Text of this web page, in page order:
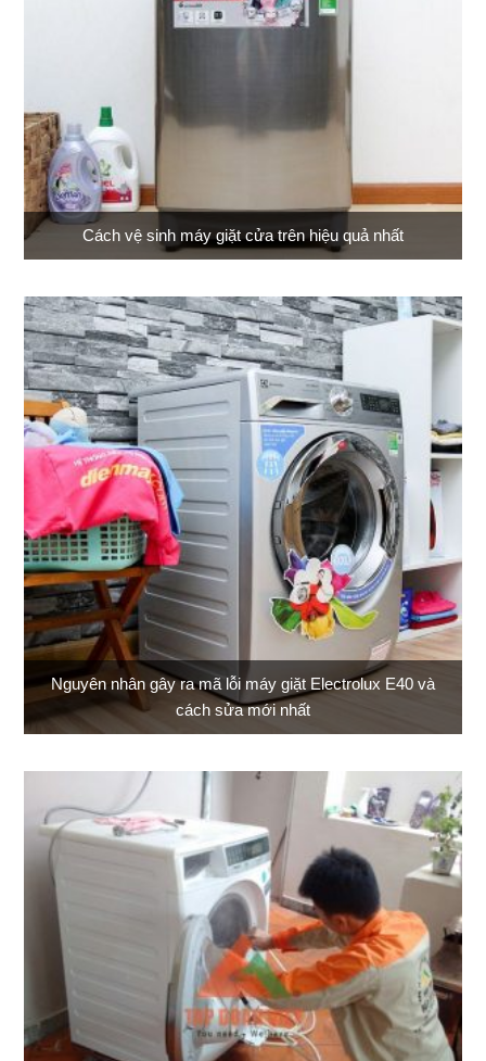
Cách vệ sinh máy giặt cửa trên hiệu quả nhất
Nguyên nhân gây ra mã lỗi máy giặt Electrolux E40 và
cách sửa mới nhất